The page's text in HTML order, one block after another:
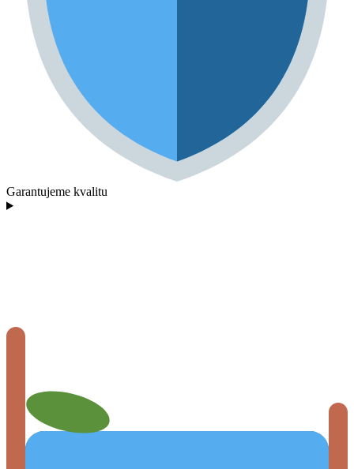
Garantujeme kvalitu